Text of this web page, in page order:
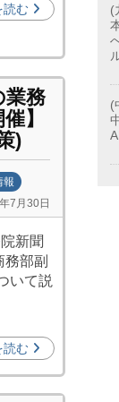
読む
業務
】
)
報
7月30日
新聞
部副
いて説
読む
(
(